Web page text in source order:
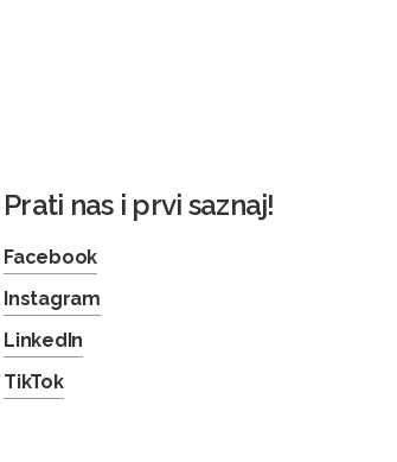
Prati nas i prvi saznaj!
Facebook
Instagram
LinkedIn
TikTok